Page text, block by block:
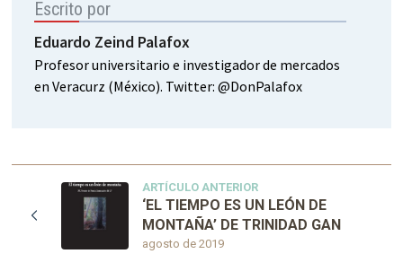
Escrito por
Eduardo Zeind Palafox
Profesor universitario e investigador de mercados
en Veracurz (México). Twitter: @DonPalafox
ARTÍCULO ANTERIOR
agosto de 2019
‘EL TIEMPO ES UN LEÓN DE
MONTAÑA’ DE TRINIDAD GAN